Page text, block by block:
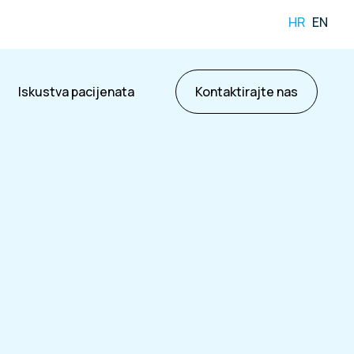
HR EN
Iskustva pacijenata Kontaktirajte nas